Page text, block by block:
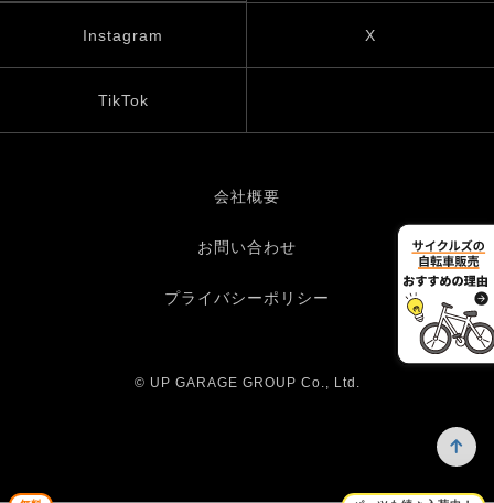
Instagram X
TikTok
会社概要
お問い合わせ
プライバシーポリシー
© UP GARAGE GROUP Co., Ltd.